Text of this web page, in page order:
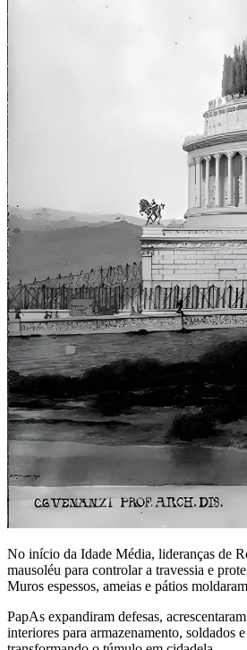
No início da Idade Média, lideranças de
mausoléu para controlar a travessia e
Muros espessos, ameias e pátios
PapAs expandiram defesas,
interiores para armazenamento, soldados